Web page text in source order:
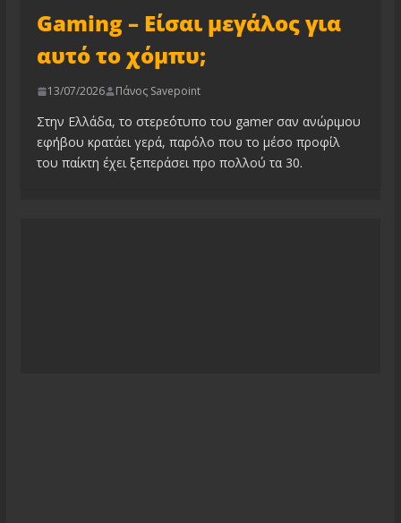
Gaming – Είσαι μεγάλος για
αυτό το χόμπυ;
13/07/2026 Πάνος Savepoint
Στην Ελλάδα, το στερεότυπο του gamer σαν ανώριμου
εφήβου κρατάει γερά, παρόλο που το μέσο προφίλ
του παίκτη έχει ξεπεράσει προ πολλού τα 30.